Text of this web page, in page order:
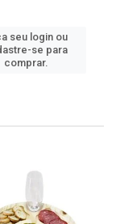
seu login ou
se para
comprar.